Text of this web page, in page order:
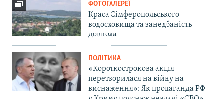
ФОТОГАЛЕРЕЇ
Краса Сімферопольського
водосховища та занедбаність
довкола
ПОЛІТИКА
«Короткострокова акція
перетворилася на війну на
виснаження»: Як пропаганда РФ